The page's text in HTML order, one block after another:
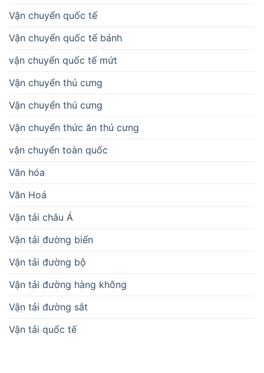
Vận chuyển quốc tế
Vận chuyển quốc tế bánh
vận chuyển quốc tế mứt
Vận chuyển thú cưng
Vận chuyển thú cưng
Vận chuyển thức ăn thú cưng
vận chuyển toàn quốc
Văn hóa
Văn Hoá
Vận tải châu Á
Vận tải đường biển
Vận tải đường bộ
Vận tải đường hàng không
Vận tải đường sắt
Vận tải quốc tế